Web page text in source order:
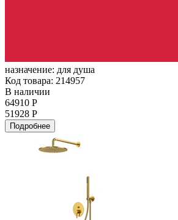
назначение: для душа
Код товара: 214957
В наличии
64910 Р
51928 Р
Подробнее